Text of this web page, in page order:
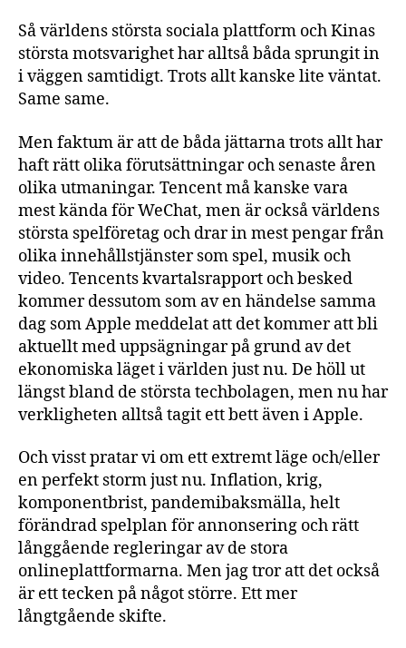
Så världens största sociala plattform och Kinas
största motsvarighet har alltså båda sprungit in
i väggen samtidigt. Trots allt kanske lite väntat.
Same same.
Men faktum är att de båda jättarna trots allt har
haft rätt olika förutsättningar och senaste åren
olika utmaningar. Tencent må kanske vara
mest kända för WeChat, men är också världens
största spelföretag och drar in mest pengar från
olika innehållstjänster som spel, musik och
video. Tencents kvartalsrapport och besked
kommer dessutom som av en händelse samma
dag som Apple meddelat att det kommer att bli
aktuellt med uppsägningar på grund av det
ekonomiska läget i världen just nu. De höll ut
längst bland de största techbolagen, men nu har
verkligheten alltså tagit ett bett även i Apple.
Och visst pratar vi om ett extremt läge och/eller
en perfekt storm just nu. Inflation, krig,
komponentbrist, pandemibaksmälla, helt
förändrad spelplan för annonsering och rätt
långgående regleringar av de stora
onlineplattformarna. Men jag tror att det också
är ett tecken på något större. Ett mer
långtgående skifte.